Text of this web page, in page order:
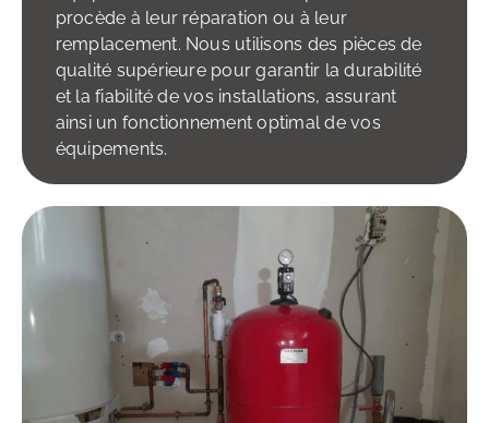
procède à leur réparation ou à leur
remplacement. Nous utilisons des pièces de
qualité supérieure pour garantir la durabilité
et la fiabilité de vos installations, assurant
ainsi un fonctionnement optimal de vos
équipements.